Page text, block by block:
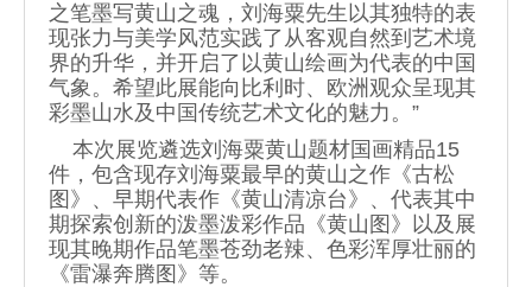
之笔墨写黄山之魂，刘海粟先生以其独特的表
现张力与美学风范实践了从客观自然到艺术境
界的升华，并开启了以黄山绘画为代表的中国
气象。希望此展能向比利时、欧洲观众呈现其
彩墨山水及中国传统艺术文化的魅力。”
本次展览遴选刘海粟黄山题材国画精品15
件，包含现存刘海粟最早的黄山之作《古松
图》、早期代表作《黄山清凉台》、代表其中
期探索创新的泼墨泼彩作品《黄山图》以及展
现其晚期作品笔墨苍劲老辣、色彩浑厚壮丽的
《雷瀑奔腾图》等。